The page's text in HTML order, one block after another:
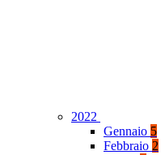
2022
Gennaio 5
Febbraio 2